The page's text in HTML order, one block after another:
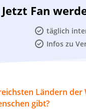
Jetzt Fan
täglich
Infos zu
Ländern
gibt?